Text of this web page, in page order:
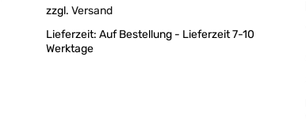
zzgl. Versand
Lieferzeit: Auf Bestellung - Lieferzeit 7-10
Werktage